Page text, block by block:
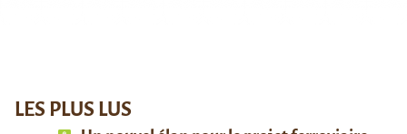
LES PLUS LUS